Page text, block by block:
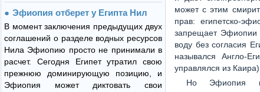
Эфиопия отберет у Египта Нил
В момент заключения предыдущих двух
соглашений о разделе водных ресурсов
Нила Эфиопию просто не принимали в
расчет. Сегодня Египет утратил свою
прежнюю доминирующую позицию, и
Эфиопия может диктовать свои
может с этим
прав: египетско-
запрещает Эфиопии
воду без согласия
назывался Англо-
управлялся из Каира).
Но Эфиопия